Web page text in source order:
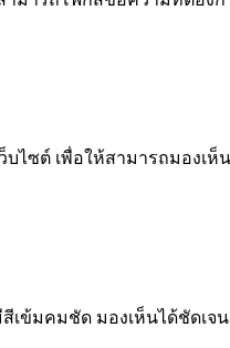
ไซต์ เพื่อให้สามารถมองเห็
เข้มคมชัด มองเห็นได้ชัดเจน